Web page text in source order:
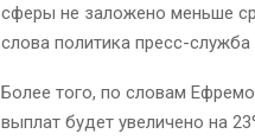
сферы не заложено меньше
слова политика пресс-
Более того, по словам
выплат будет увеличено на